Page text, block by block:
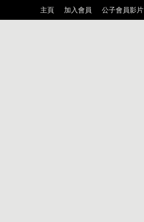
主頁 加入會員 公子會員影片